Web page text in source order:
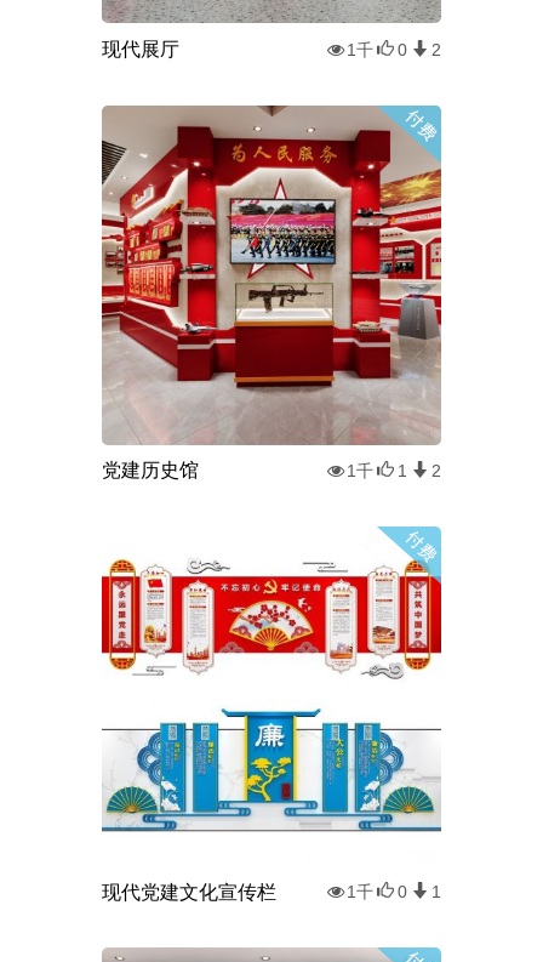
现代展厅 1千 0 2
党建历史馆 1千 1 2
现代党建文化宣传栏 1千 0 1